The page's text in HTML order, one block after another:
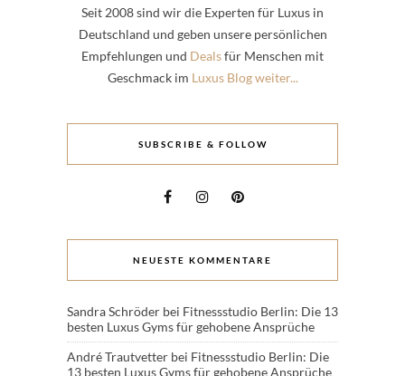
Seit 2008 sind wir die Experten für Luxus in
Deutschland und geben unsere persönlichen
Empfehlungen und Dealsfür Menschen mit
Geschmack im Luxus Blog weiter...
SUBSCRIBE & FOLLOW
NEUESTE KOMMENTARE
Sandra Schröder bei Fitnessstudio Berlin: Die 13
besten Luxus Gyms für gehobene Ansprüche
André Trautvetter bei Fitnessstudio Berlin: Die
13 besten Luxus Gyms für gehobene Ansprüche